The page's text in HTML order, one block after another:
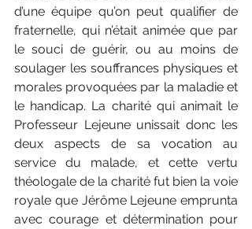
d’une équipe qu’on peut qualifier de
fraternelle, qui n’était animée que par
le souci de guérir, ou au moins de
soulager les souffrances physiques et
morales provoquées par la maladie et
le handicap. La charité qui animait le
Professeur Lejeune unissait donc les
deux aspects de sa vocation au
service du malade, et cette vertu
théologale de la charité fut bien la voie
royale que Jérôme Lejeune emprunta
avec courage et détermination pour